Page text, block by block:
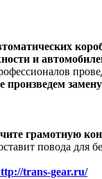
и
грамотную
повода для
trans-gear.ru/